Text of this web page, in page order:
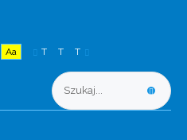
Aa T T T